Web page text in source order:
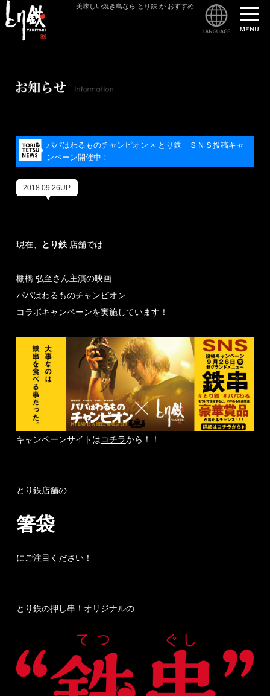
美味しい焼き鳥なら とり鉄 が おすすめ
パパはわるものチャンピオン × とり鉄 ＳＮＳ投稿キャ
ンペーン開催中！
2018.09.26UP
現在、 とり鉄店舗では
棚橋 弘至さん主演の映画
パパはわるものチャンピオン
コラボキャンペーンを実施しています！
キャンペーンサイトはコチラから！！
とり鉄店舗の
箸袋
にご注目ください！
とり鉄の押し串！オリジナルの